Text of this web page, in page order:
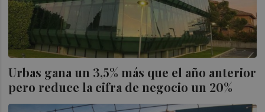
Urbas gana un 3,5% más que el año anterior
pero reduce la cifra de negocio un 20%